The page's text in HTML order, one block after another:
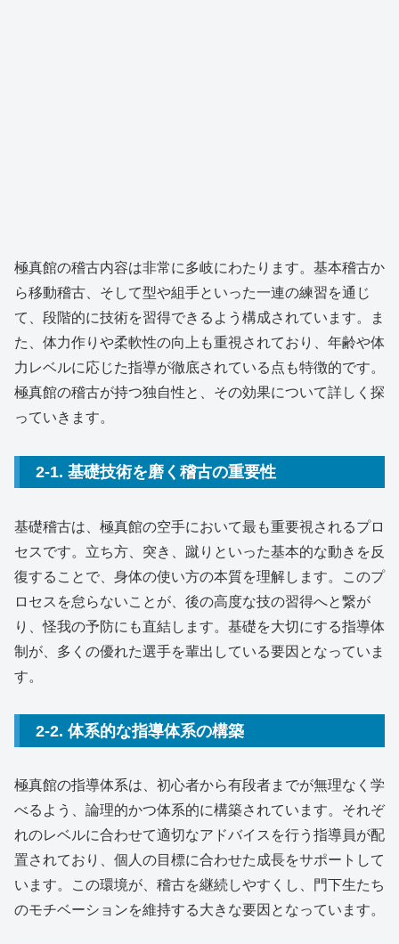
極真館の稽古内容は非常に多岐にわたります。基本稽古か
ら移動稽古、そして型や組手といった一連の練習を通じ
て、段階的に技術を習得できるよう構成されています。ま
た、体力作りや柔軟性の向上も重視されており、年齢や体
力レベルに応じた指導が徹底されている点も特徴的です。
極真館の稽古が持つ独自性と、その効果について詳しく探
っていきます。
2-1. 基礎技術を磨く稽古の重要性
基礎稽古は、極真館の空手において最も重要視されるプロ
セスです。立ち方、突き、蹴りといった基本的な動きを反
復することで、身体の使い方の本質を理解します。このプ
ロセスを怠らないことが、後の高度な技の習得へと繋が
り、怪我の予防にも直結します。基礎を大切にする指導体
制が、多くの優れた選手を輩出している要因となっていま
す。
2-2. 体系的な指導体系の構築
極真館の指導体系は、初心者から有段者までが無理なく学
べるよう、論理的かつ体系的に構築されています。それぞ
れのレベルに合わせて適切なアドバイスを行う指導員が配
置されており、個人の目標に合わせた成長をサポートして
います。この環境が、稽古を継続しやすくし、門下生たち
のモチベーションを維持する大きな要因となっています。